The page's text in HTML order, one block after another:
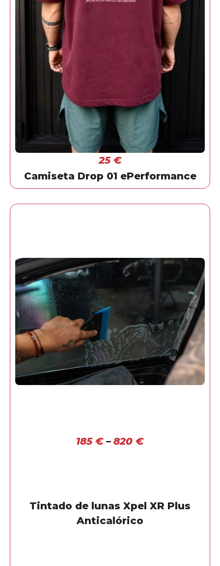
25 €
Camiseta Drop 01 ePerformance
185 € – 820 €
Tintado de lunas Xpel XR Plus
Anticalórico